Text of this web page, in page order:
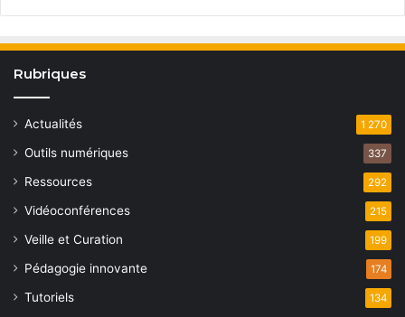
Rubriques
Actualités 1 270
Outils numériques 337
Ressources 292
Vidéoconférences 215
Veille et Curation 199
Pédagogie innovante 174
Tutoriels 134